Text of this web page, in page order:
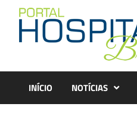
content
INÍCIO NOTÍCIAS